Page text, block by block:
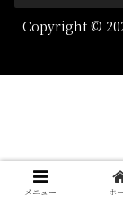
Copyright ©
メニュー ホ